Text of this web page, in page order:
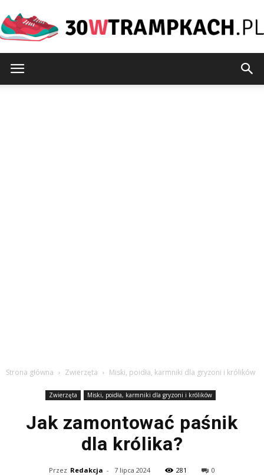
Strona główna Zwierzęta Miski, poidła, karmniki dla gryzoni i królików
Zwierzęta Miski, poidła, karmniki dla gryzoni i królików
Jak zamontować paśnik
dla królika?
Przez Redakcja - 7 lipca 2024 281 0